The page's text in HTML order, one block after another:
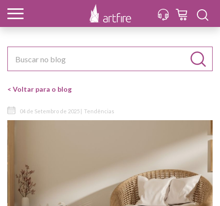
< Voltar para o blog
04 de Setembro de 2025 | Tendências